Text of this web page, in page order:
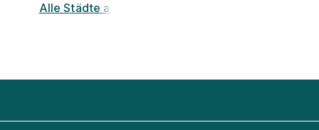
Alle Städte ansehen